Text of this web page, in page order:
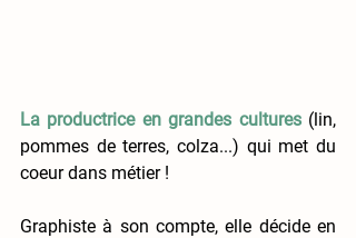
La productrice en grandes cultures (lin,
pommes de terres, colza...) qui met du
coeur dans métier !
Graphiste à son compte, elle décide en